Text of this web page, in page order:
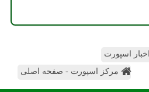
اخبار اسپورت
مرکز اسپورت - صفحه اصلی